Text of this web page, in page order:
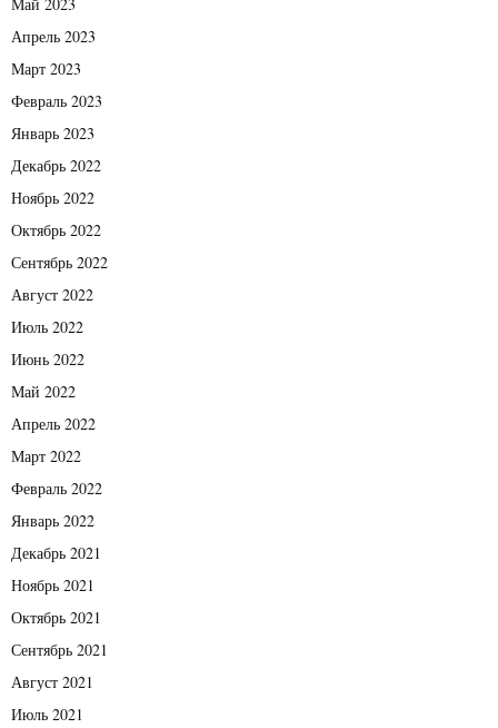
Апрель 2023
Март 2023
Февраль 2023
Январь 2023
Декабрь 2022
Ноябрь 2022
Октябрь 2022
Сентябрь 2022
Август 2022
Июль 2022
Июнь 2022
Май 2022
Апрель 2022
Март 2022
Февраль 2022
Январь 2022
Декабрь 2021
Ноябрь 2021
Октябрь 2021
Сентябрь 2021
Август 2021
Июль 2021